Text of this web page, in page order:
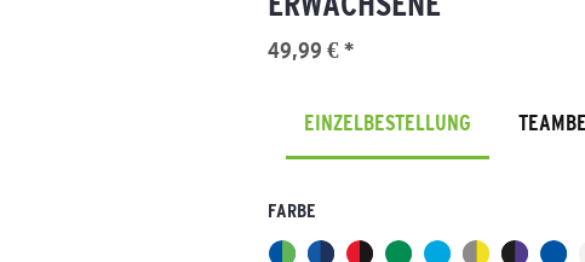
49,99 € *
EINZELBESTELLUNG
FARBE